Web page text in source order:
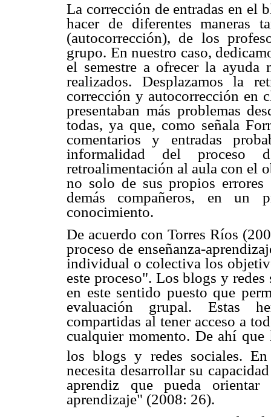
La corrección de entradas en el
hacer de diferentes maneras
(autocorrección), de los
grupo. En nuestro caso,
el semestre a ofrecer la ayuda
realizados. Desplazamos la
corrección y autocorrección en
presentaban más problemas
todas, ya que, como señala
comentarios y entradas
informalidad del proceso
retroalimentación al aula con el
no solo de sus propios
demás compañeros, en un
conocimiento.
De acuerdo con Torres Ríos
proceso de enseñanza-
individual o colectiva los
este proceso". Los blogs y
en este sentido puesto que
evaluación grupal. Estas
compartidas al tener acceso a
cualquier momento. De ahí
los blogs y redes sociales.
necesita desarrollar su
aprendiz que pueda
aprendizaje" (2008: 26).